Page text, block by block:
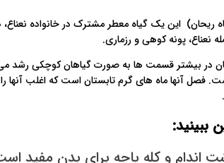
ریحان) این یک گیاه معطر مشترک در خانواده نعناع،
نعناع، پونه کوهی و رزماری.
در بیشتر قسمت ها به صورت گیاهان کوچکی رشد
فصل آنها ماه های گرم تابستان است که اغلب آنها
ببینید:
اندام و کله پاچه برای بدن مفید